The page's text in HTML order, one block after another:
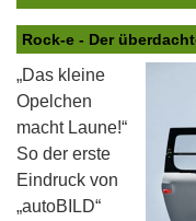
Rock-e - Der
„Das kleine
Opelchen
macht Laune!“
So der erste
Eindruck von
„autoBILD“